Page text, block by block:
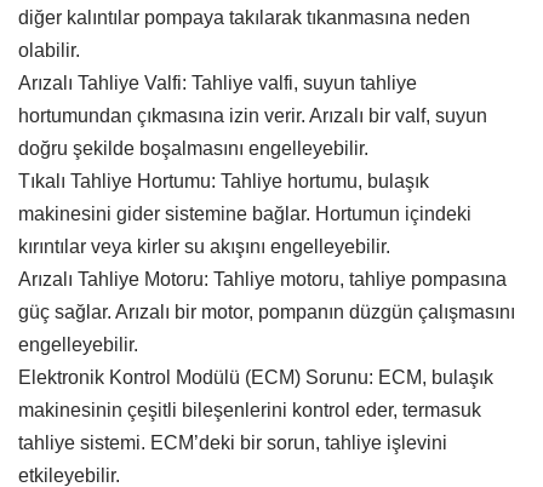
diğer kalıntılar pompaya takılarak tıkanmasına neden
olabilir.
Arızalı Tahliye Valfi: Tahliye valfi, suyun tahliye
hortumundan çıkmasına izin verir. Arızalı bir valf, suyun
doğru şekilde boşalmasını engelleyebilir.
Tıkalı Tahliye Hortumu: Tahliye hortumu, bulaşık
makinesini gider sistemine bağlar. Hortumun içindeki
kırıntılar veya kirler su akışını engelleyebilir.
Arızalı Tahliye Motoru: Tahliye motoru, tahliye pompasına
güç sağlar. Arızalı bir motor, pompanın düzgün çalışmasını
engelleyebilir.
Elektronik Kontrol Modülü (ECM) Sorunu: ECM, bulaşık
makinesinin çeşitli bileşenlerini kontrol eder, termasuk
tahliye sistemi. ECM’deki bir sorun, tahliye işlevini
etkileyebilir.